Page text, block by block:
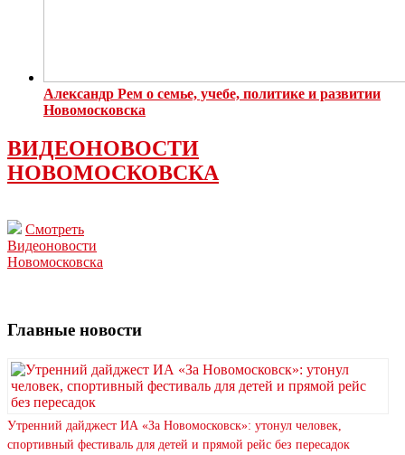
Александр Рем о семье, учебе, политике и развитии
Новомосковска
ВИДЕОНОВОСТИ
НОВОМОСКОВСКА
Смотреть
Видеоновости
Новомосковска
Главные новости
Утренний дайджест ИА «За Новомосковск»: утонул человек,
спортивный фестиваль для детей и прямой рейс без пересадок